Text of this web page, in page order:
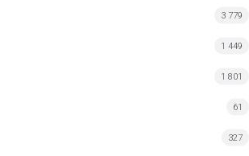
3 779
1 449
1 801
61
327